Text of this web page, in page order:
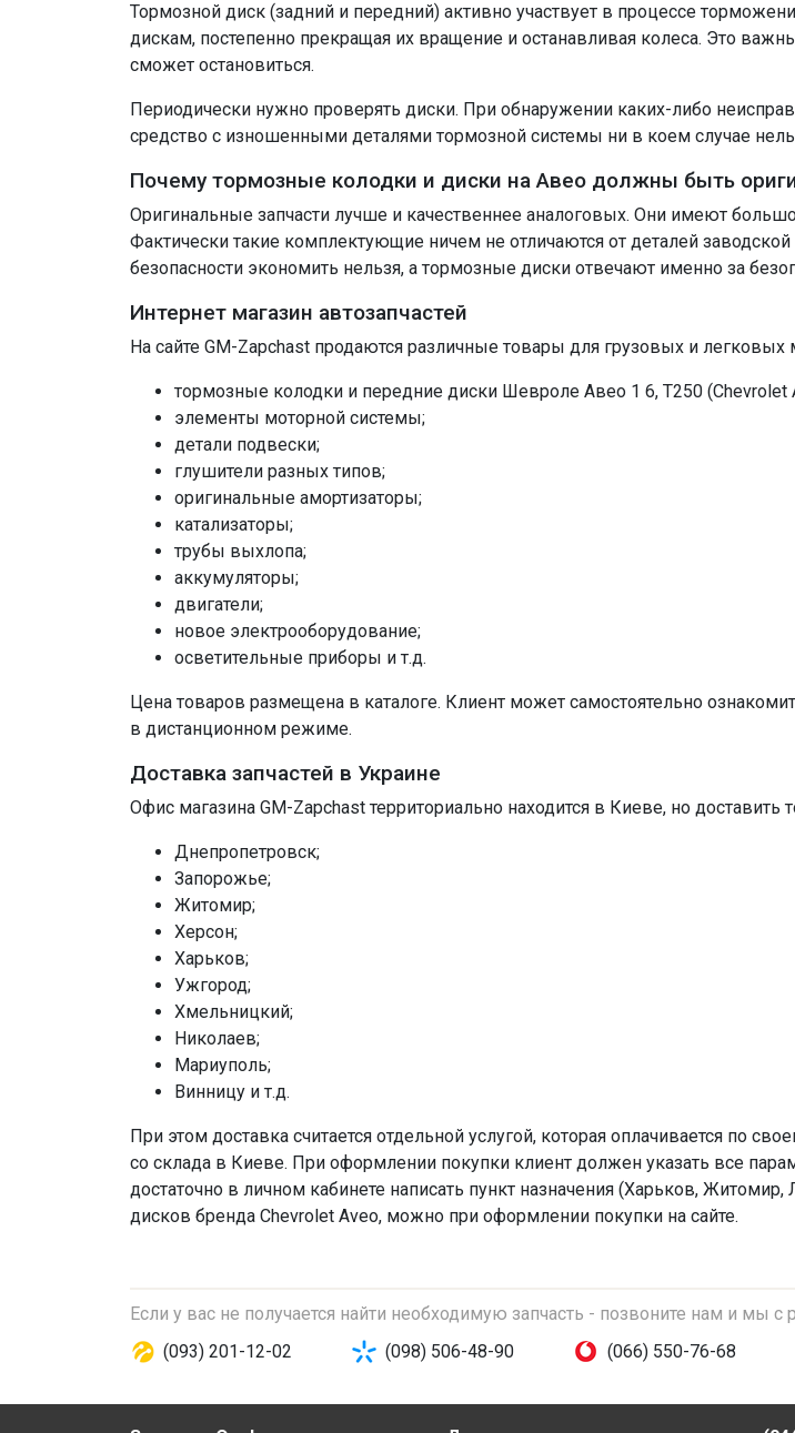
Тормозной диск (задний и передний) активно участвует в процессе
дискам, постепенно прекращая их вращение и останавливая колеса. Это
сможет остановиться.
Периодически нужно проверять диски. При обнаружении каких-либо
средство с изношенными деталями тормозной системы ни в коем случае
Почему тормозные колодки и диски на Авео должны быть
Оригинальные запчасти лучше и качественнее аналоговых. Они имеют
Фактически такие комплектующие ничем не отличаются от деталей
безопасности экономить нельзя, а тормозные диски отвечают именно за
Интернет магазин автозапчастей
На сайте GM-Zapchast продаются различные товары для грузовых и легковых
тормозные колодки и передние диски Шевроле Авео 1 6, Т250 (Chevrolet
элементы моторной системы;
детали подвески;
глушители разных типов;
оригинальные амортизаторы;
катализаторы;
трубы выхлопа;
аккумуляторы;
двигатели;
новое электрооборудование;
осветительные приборы и т.д.
Цена товаров размещена в каталоге. Клиент может самостоятельно
в дистанционном режиме.
Доставка запчастей в Украине
Офис магазина GM-Zapchast территориально находится в Киеве, но
Днепропетровск;
Запорожье;
Житомир;
Херсон;
Харьков;
Ужгород;
Хмельницкий;
Николаев;
Мариуполь;
Винницу и т.д.
При этом доставка считается отдельной услугой, которая оплачивается по
со склада в Киеве. При оформлении покупки клиент должен указать все
достаточно в личном кабинете написать пункт назначения (Харьков,
дисков бренда Chevrolet Aveo, можно при оформлении покупки на сайте.
Если у вас не получается найти необходимую запчасть - позвоните нам и мы
(093) 201-12-02
(098) 506-48-90 (066) 550-76-68